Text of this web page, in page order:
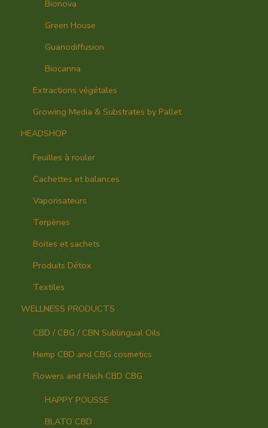
Bionova
Green House
Guanodiffusion
Biocanna
Extractions végétales
Growing Media & Substrates by Pallet
HEADSHOP
Feuilles à rouler
Cachettes et balances
Vaporisateurs
Terpènes
Boites et sachets
Produits Détox
Textiles
WELLNESS PRODUCTS
CBD / CBG / CBN Sublingual Oils
Hemp CBD and CBG cosmetics
Flowers and Hash CBD CBG
HAPPY POUSSE
BLATO CBD